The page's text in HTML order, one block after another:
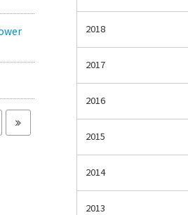
2018
2017
2016
2015
2014
2013